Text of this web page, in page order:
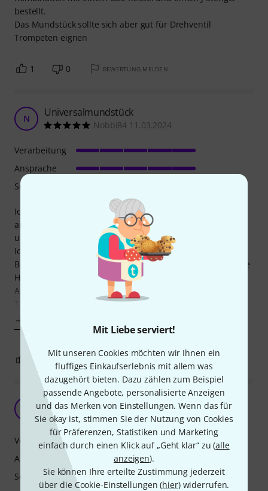
Mit Liebe serviert!
Mit unseren Cookies möchten wir Ihnen ein
fluffiges Einkaufserlebnis mit allem was
dazugehört bieten. Dazu zählen zum Beispiel
passende Angebote, personalisierte Anzeigen
und das Merken von Einstellungen. Wenn das für
Sie okay ist, stimmen Sie der Nutzung von Cookies
für Präferenzen, Statistiken und Marketing
einfach durch einen Klick auf „Geht klar“ zu (alle
anzeigen).
Sie können Ihre erteilte Zustimmung jederzeit
über die Cookie-Einstellungen (hier) widerrufen.
bestellt.
Das Mundstück sollte sich aber gut für Drehventil
Trompeten eignen
1 0 BEWERTUNG MELDEN
N Universalmundstück
Nobbi84 11.03.2024
Ich kann mich meinen wohlwollenden Vorrednern nur
anschließen: das Mundstück fühlt sich sehr angenehm an
und schont m.E. den Ansatz.
Ich spiele damit zwar "nur" das zweite Flügelhorn in einem
Blasorchester, aber da gehts ja auch schonmal etwas in die
Höhe. Zumal ich wenig Zeit zum Üben habe und die
Auftritte recht lang sind.
Trotz dieser Vorrausstzungen habe
Verarbeitung
Ansprache
Sound
0 0 BEWERTUNG MELDEN
Super Produkt!
Andi1990 29.10.2019
Verarbeitung
Ansprache
Sound